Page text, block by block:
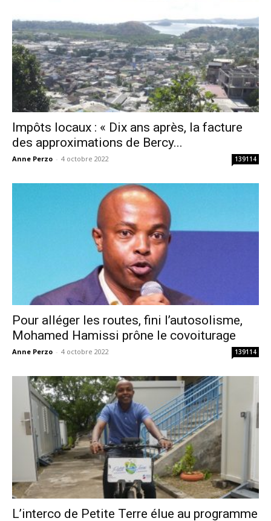
Impôts locaux : « Dix ans après, la facture
des approximations de Bercy...
Anne Perzo - 4 octobre 2022 139114
Pour alléger les routes, fini l’autosolisme,
Mohamed Hamissi prône le covoiturage
Anne Perzo - 4 octobre 2022 139114
L’interco de Petite Terre élue au programme